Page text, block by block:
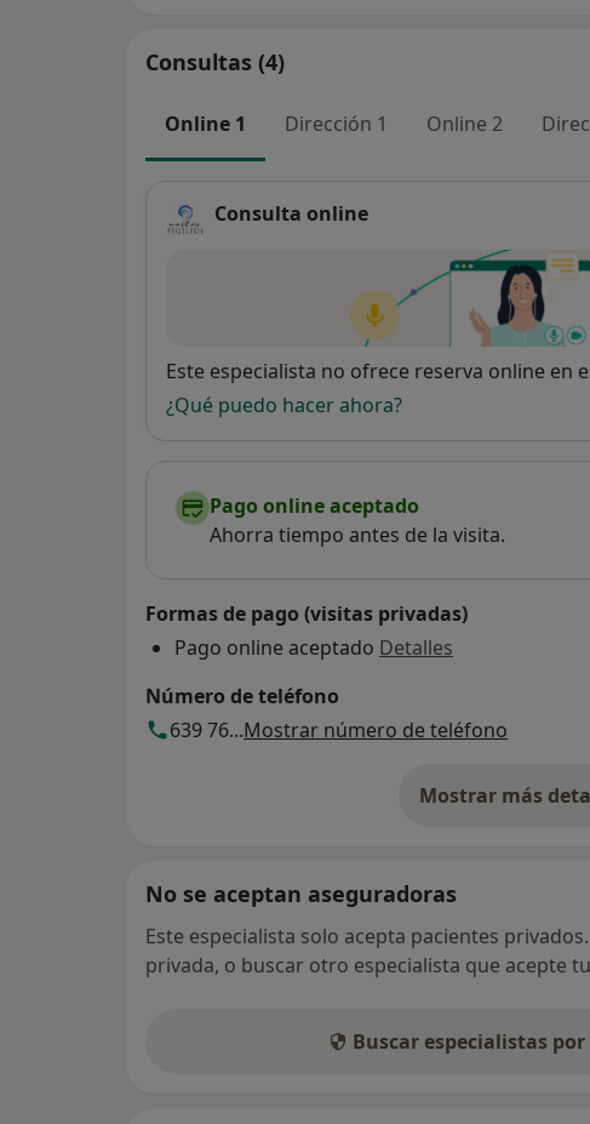
Consultas (4)
Online 1 Dirección 1 Online 2
Consulta online
Disponibilidad
Este especialista no ofrece reserva online en
¿Qué puedo hacer ahora?
Pago online aceptado
Ahorra tiempo antes de la visita.
Formas de pago (visitas privadas)
Pago online aceptado Detalles
Número de teléfono
639 76...Mostrar número de teléfono
Mostrar mássobre
No se aceptan aseguradoras
Este especialista solo acepta pacientes
privada, o buscar otro especialista que acepte
Buscar especialistas